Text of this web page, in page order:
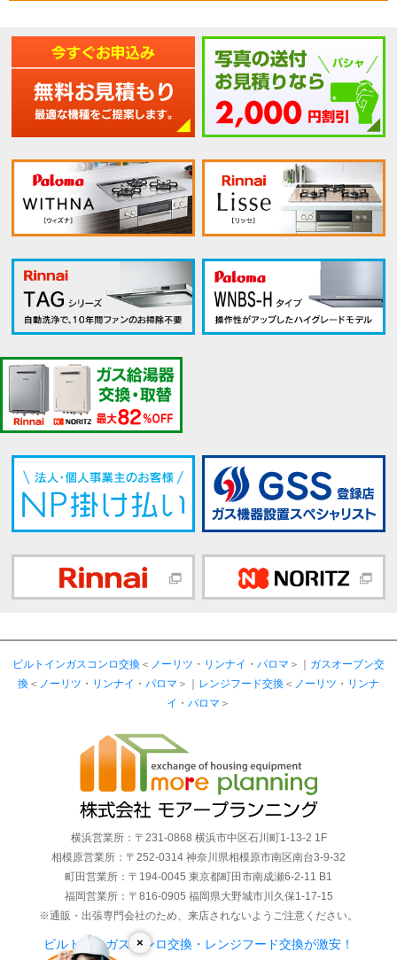
×
ビルトインガスコンロ交換 ＜ ノーリツ ・ リンナイ ・ パロマ ＞｜ ガスオーブン交
換 ＜ ノーリツ ・ リンナイ ・ パロマ ＞｜ レンジフード交換 ＜ ノーリツ ・ リンナ
イ ・ パロマ ＞
横浜営業所：〒231-0868 横浜市中区石川町1-13-2 1F
相模原営業所：〒252-0314 神奈川県相模原市南区南台3-9-32
町田営業所：〒194-0045 東京都町田市南成瀬6-2-11 B1
福岡営業所：〒816-0905 福岡県大野城市川久保1-17-15
※通販・出張専門会社のため、来店されないようご注意ください。
ビルトインガスコンロ交換・レンジフード交換が激安！